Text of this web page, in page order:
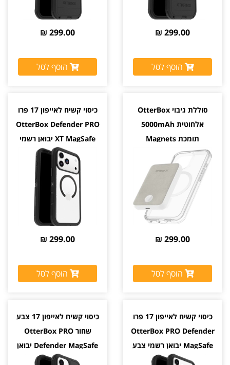
299.00 ₪
הוסף לסל
299.00 ₪
הוסף לסל
סוללת גיבוי OtterBox
אלחוטית 5000mAh
תומכת Magnets
MagSafe בהצמדה לכיסוי
צבע לבן יבואן רשמי
299.00 ₪
הוסף לסל
כיסוי קשיח לאייפון 17 פרו
OtterBox Defender PRO
XT MagSafe יבואן רשמי
299.00 ₪
הוסף לסל
כיסוי קשיח לאייפון 17 פרו
OtterBox PRO Defender
MagSafe יבואן רשמי צבע
שחור
כיסוי קשיח לאייפון 17 צבע
שחור OtterBox PRO
Defender MagSafe יבואן
רשמי